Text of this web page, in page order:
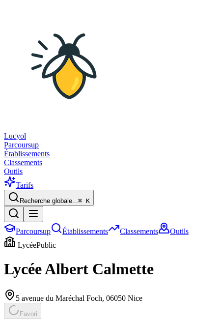
Lucyol
Parcoursup
Établissements
Classements
Outils
Tarifs
Recherche globale...⌘ K
Parcoursup Établissements Classements
Outils
LycéePublic
Lycée Albert Calmette
5 avenue du Maréchal Foch, 06050 Nice
Favori